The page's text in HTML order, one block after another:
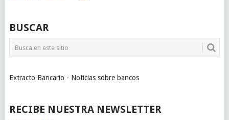
BUSCAR
Extracto Bancario - Noticias sobre bancos
RECIBE NUESTRA NEWSLETTER